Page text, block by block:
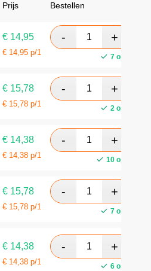
Prijs Bestellen
€ 14,95
€ 14,95 p/1 7 op
€ 15,78
€ 15,78 p/1 2 op
€ 14,38
€ 14,38 p/1 10 op
€ 15,78
€ 15,78 p/1 7 op
€ 14,38
€ 14,38 p/1 6 op